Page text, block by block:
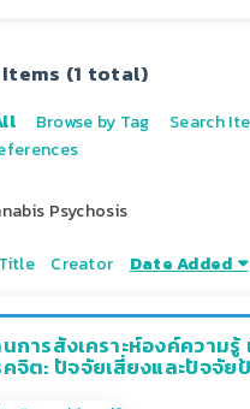
Items (1 total)
Browse by Tag
Search
Psychosis
Title Creator Date Added
การสังเคราะห์องค์ความรู้
จิต: ปัจจัยเสี่ยงและปัจจัย